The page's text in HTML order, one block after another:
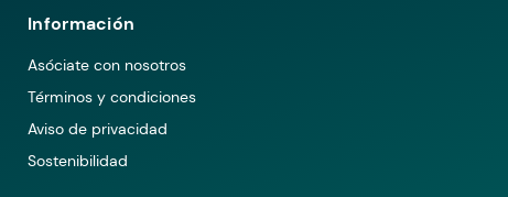
Información
Asóciate con nosotros
Términos y condiciones
Aviso de privacidad
Sostenibilidad